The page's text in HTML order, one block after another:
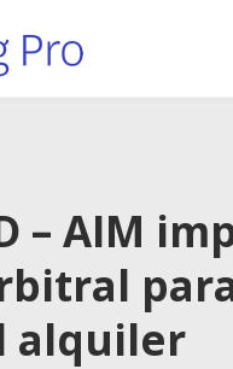
– AIM
alquiler